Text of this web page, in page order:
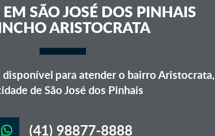
SÃO JOSÉ DOS PINHAIS
ARISTOCRATA
para atender o bairro Aristocrata,
de São José dos Pinhais
(41) 98877-8888